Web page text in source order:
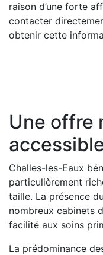
raison d’une forte
contacter
obtenir cette
Une offre
Challes-les-Eaux
particulièrement
taille. La présence
nombreux cabinets
facilité aux soins
La prédominance